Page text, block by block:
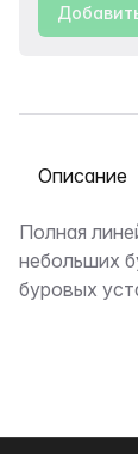
Выберите
Полная
небольших
буровых